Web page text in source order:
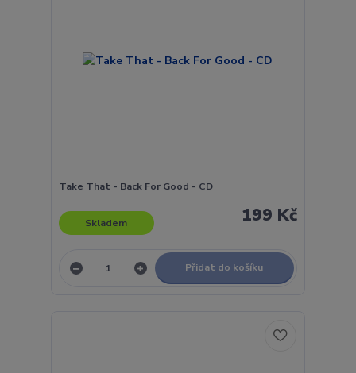
Take That - Back For Good - CD
199 Kč
Skladem
Přidat do košíku